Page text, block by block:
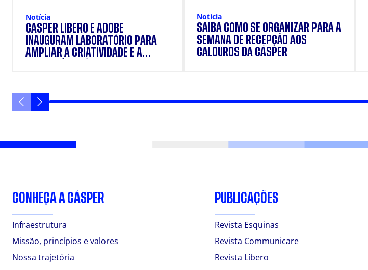
Notícia
CÁSPER LÍBERO E ADOBE
INAUGURAM LABORATÓRIO PARA
AMPLIAR A CRIATIVIDADE E A
Notícia
SAIBA COMO SE ORGANIZAR PARA A
SEMANA DE RECEPÇÃO AOS
CALOUROS DA CÁSPER
CONHEÇA A CÁSPER
Infraestrutura
Missão, princípios e valores
Nossa trajetória
PUBLICAÇÕES
Revista Esquinas
Revista Communicare
Revista Líbero